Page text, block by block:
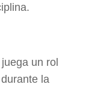
un rol
la